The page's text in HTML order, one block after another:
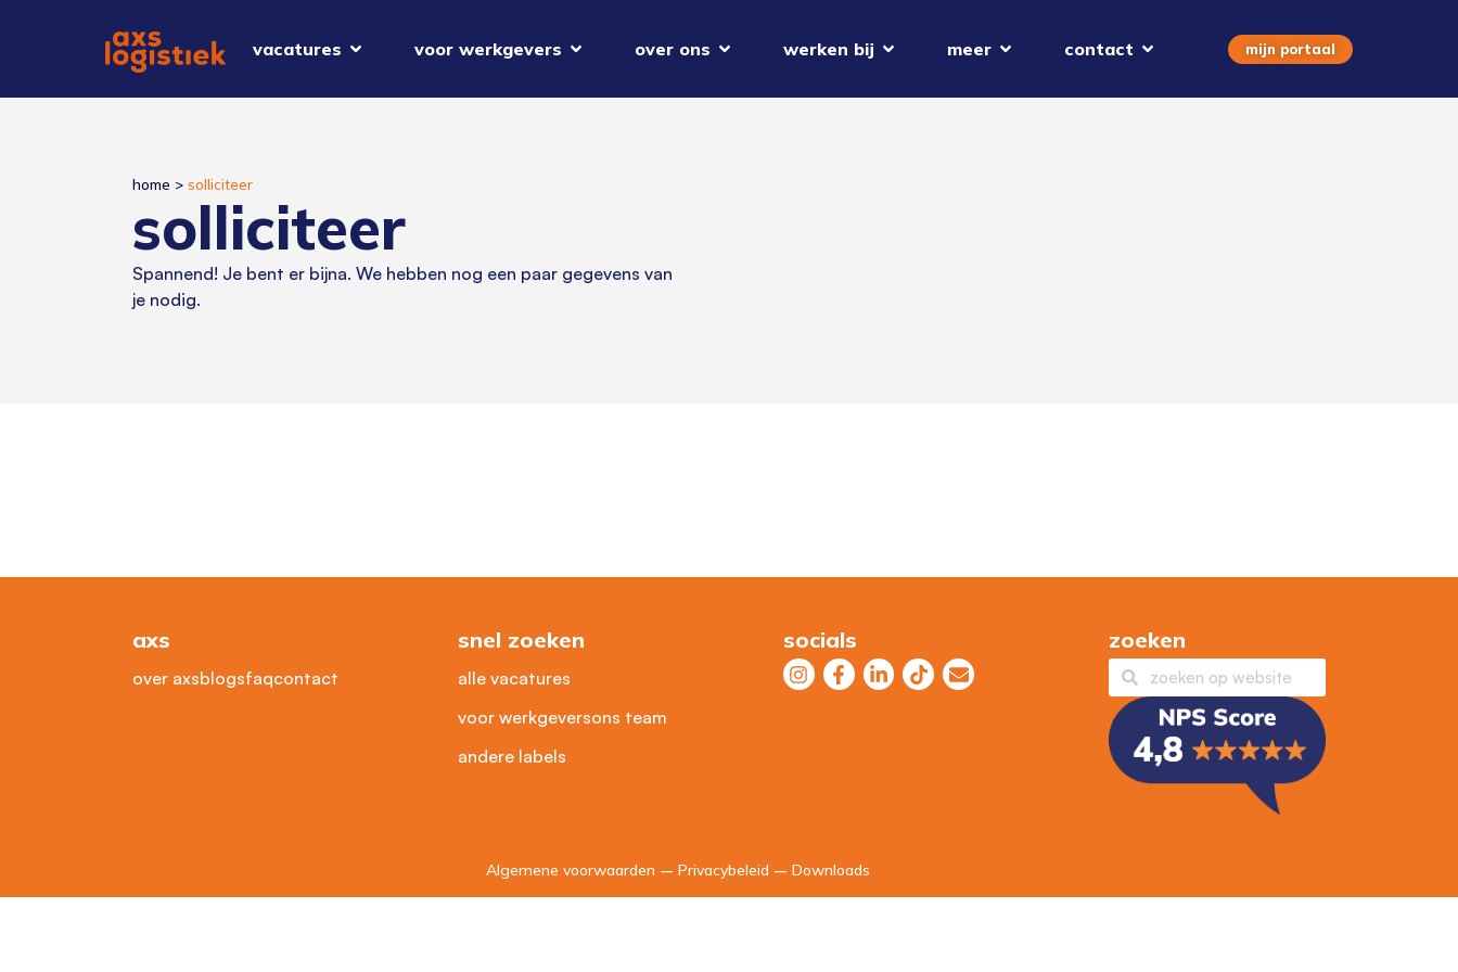
vacatures voor werkgevers over ons werken bij meer contact mijn portaal
home > solliciteer
solliciteer
Spannend! Je bent er bijna. We hebben nog een paar gegevens van
je nodig.
axs
over axsblogsfaqcontact
snel zoeken
alle vacatures
voor werkgeversons team
andere labels
socials zoeken
Algemene voorwaarden – Privacybeleid – Downloads